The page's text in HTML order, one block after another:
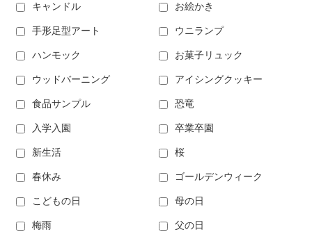
キャンドル お絵かき
手形足型アート ウニランプ
ハンモック お菓子リュック
ウッドバーニング アイシングクッキー
食品サンプル 恐竜
入学入園 卒業卒園
新生活 桜
春休み ゴールデンウィーク
こどもの日 母の日
梅雨 父の日